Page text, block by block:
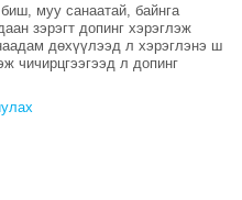
муу санаатай, байнга
зэрэгт допинг хэрэглэж
дөхүүлээд л хэрэглэнэ ш
чичирцгээгээд л допинг